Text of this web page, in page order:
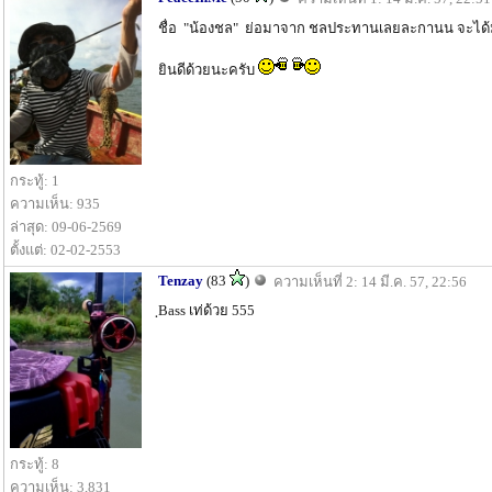
กระทู้: 1
ความเห็น: 935
ล่าสุด: 09-06-2569
ตั้งแต่: 02-02-2553
ชื่อ "น้องชล" ย่อมาจาก ชลประทานเลยละกานน จะไ
ยินดีด้วยนะครับ
กระทู้: 8
ความเห็น: 3,831
Tenzay (83 )
ความเห็นที่ 2: 14 มี.ค. 57, 22:56
ฺBass เท่ด้วย 555